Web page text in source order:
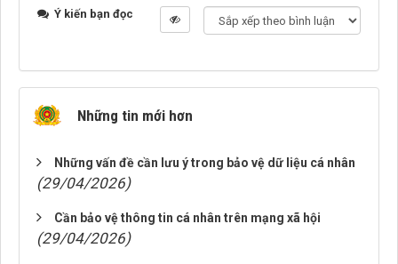
Ý kiến bạn đọc
Những tin mới hơn
Những vấn đề cần lưu ý trong bảo vệ dữ liệu cá nhân
(29/04/2026)
Cần bảo vệ thông tin cá nhân trên mạng xã hội
(29/04/2026)